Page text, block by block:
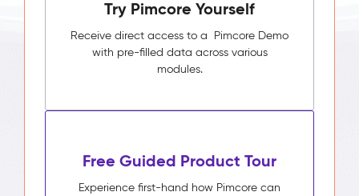
Try Pimcore Yourself
Receive direct access to a Pimcore Demo
with pre-filled data across various
modules.
Free Guided Product Tour
Experience first-hand how Pimcore can